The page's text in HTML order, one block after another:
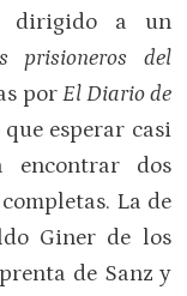
dirigido a un
prisioneros del
porEl Diario de
esperar casi
dos
La de
Giner de los
de Sanz y